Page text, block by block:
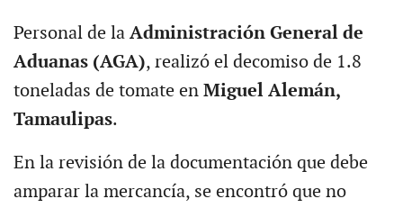
Personal de la Administración General de
Aduanas (AGA), realizó el decomiso de 1.8
toneladas de tomate en Miguel Alemán,
Tamaulipas.
En la revisión de la documentación que debe
amparar la mercancía, se encontró que no